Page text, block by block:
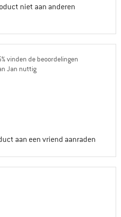
niet aan anderen
vinden de beoordelingen
Jan nuttig
aan een vriend aanraden